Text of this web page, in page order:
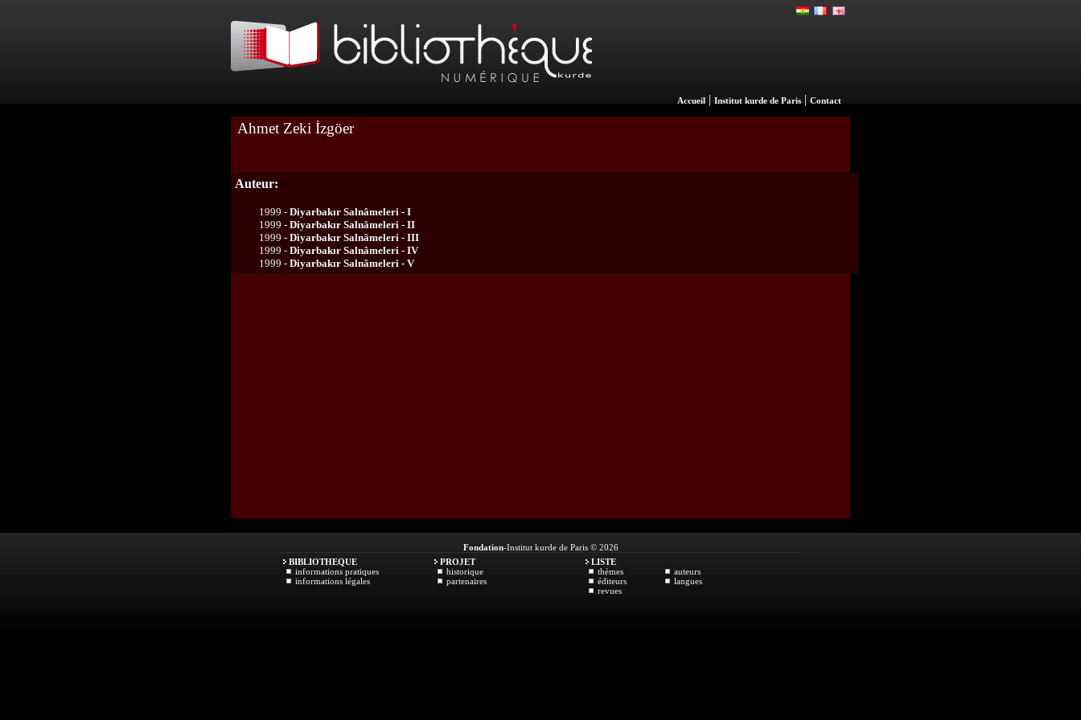
Accueil | Institut kurde de Paris | Contact
Ahmet Zeki İzgöer
Auteur:
1999 - Diyarbakır Salnâmeleri - I
1999 - Diyarbakır Salnâmeleri - II
1999 - Diyarbakır Salnâmeleri - III
1999 - Diyarbakır Salnâmeleri - IV
1999 - Diyarbakır Salnâmeleri - V
Fondation-Institut kurde de Paris © 2026
BIBLIOTHEQUE
informations pratiques
informations légales
PROJET
historique
partenaires
LISTE
thèmes
auteurs
éditeurs
langues
revues